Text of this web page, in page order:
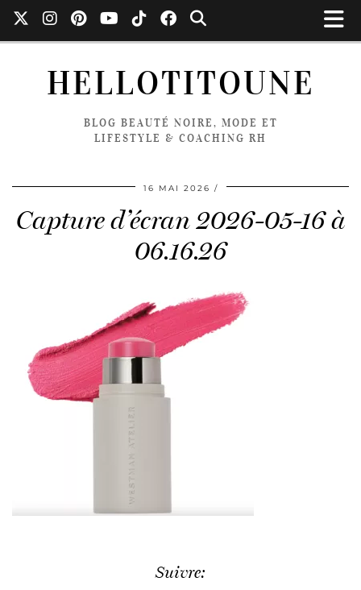
HELLOTITOUNE
BLOG BEAUTÉ NOIRE, MODE ET
LIFESTYLE & COACHING RH
16 MAI 2026
Capture d’écran 2026-05-16 à
06.16.26
Suivre: